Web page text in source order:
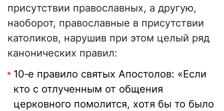
присутствии православных, а другую,
наоборот, православные в присутствии
католиков, нарушив при этом целый ряд
канонических правил:
10‑е правило святых Апостолов: «Если
кто с отлученным от общения
церковного помолится, хотя бы то было